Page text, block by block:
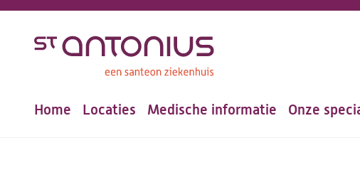
inhoud
Hoofdnavigatie
Home Locaties Medische informatie Onze